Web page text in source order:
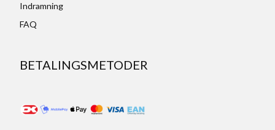
Indramning
FAQ
BETALINGSMETODER